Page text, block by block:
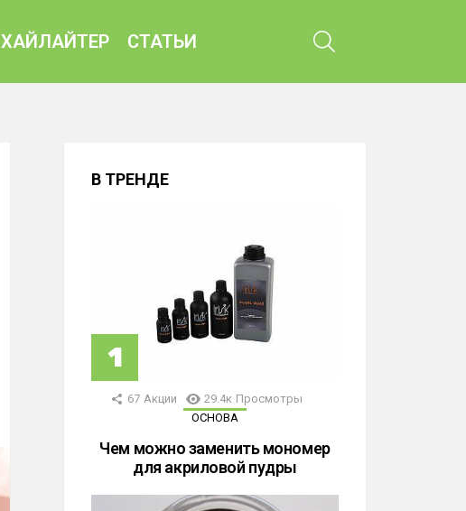
ХАЙЛАЙТЕР СТАТЬИ
В ТРЕНДЕ
67 Акции 29.4к Просмотры
ОСНОВА
Чем можно заменить мономер
для акриловой пудры